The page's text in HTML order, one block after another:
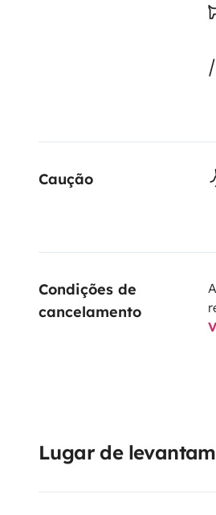
Caução
Condições de
cancelamento
Lugar de